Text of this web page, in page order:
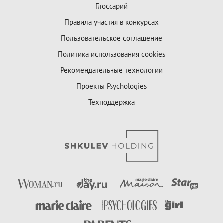
Глоссарий
Правила участия в конкурсах
Пользовательское соглашение
Политика использования cookies
Рекомендательные технологии
Проекты Psychologies
Техподдержка